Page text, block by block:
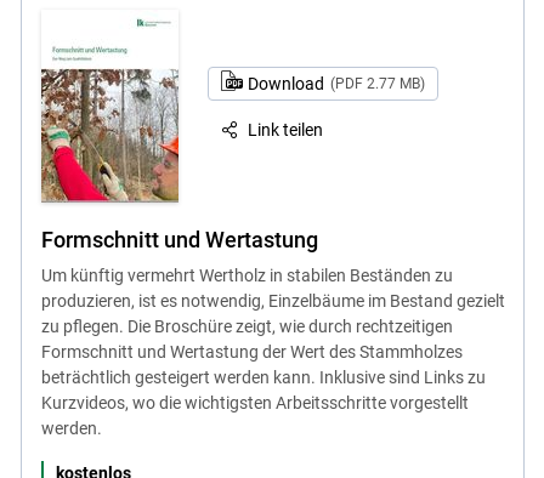
Download (PDF 2.77 MB)
Link teilen
Formschnitt und Wertastung
Um künftig vermehrt Wertholz in stabilen Beständen zu
produzieren, ist es notwendig, Einzelbäume im Bestand gezielt
zu pflegen. Die Broschüre zeigt, wie durch rechtzeitigen
Formschnitt und Wertastung der Wert des Stammholzes
beträchtlich gesteigert werden kann. Inklusive sind Links zu
Kurzvideos, wo die wichtigsten Arbeitsschritte vorgestellt
werden.
kostenlos